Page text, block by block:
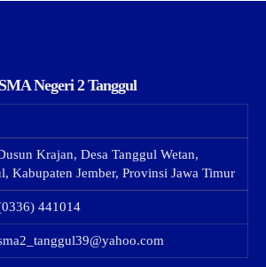
SMA Negeri 2 Tanggul
Krajan, Desa Tanggul Wetan,
Kabupaten Jember, Provinsi Jawa Timur
441014